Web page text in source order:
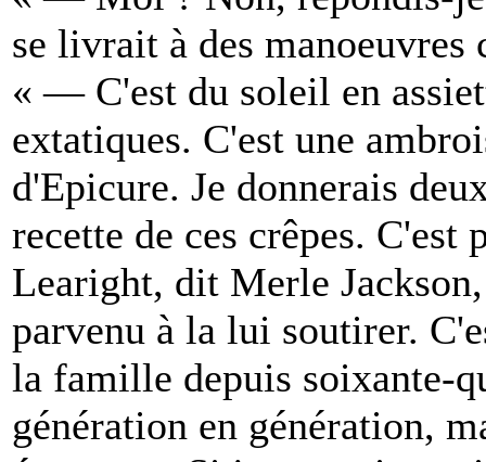
se livrait à des
« — C'est du soleil en
extatiques. C'est une
d'Epicure. Je donnerais
recette de ces crêpes.
Learight, dit Merle
parvenu à la lui soutirer.
la famille depuis soixante-
génération en génération,